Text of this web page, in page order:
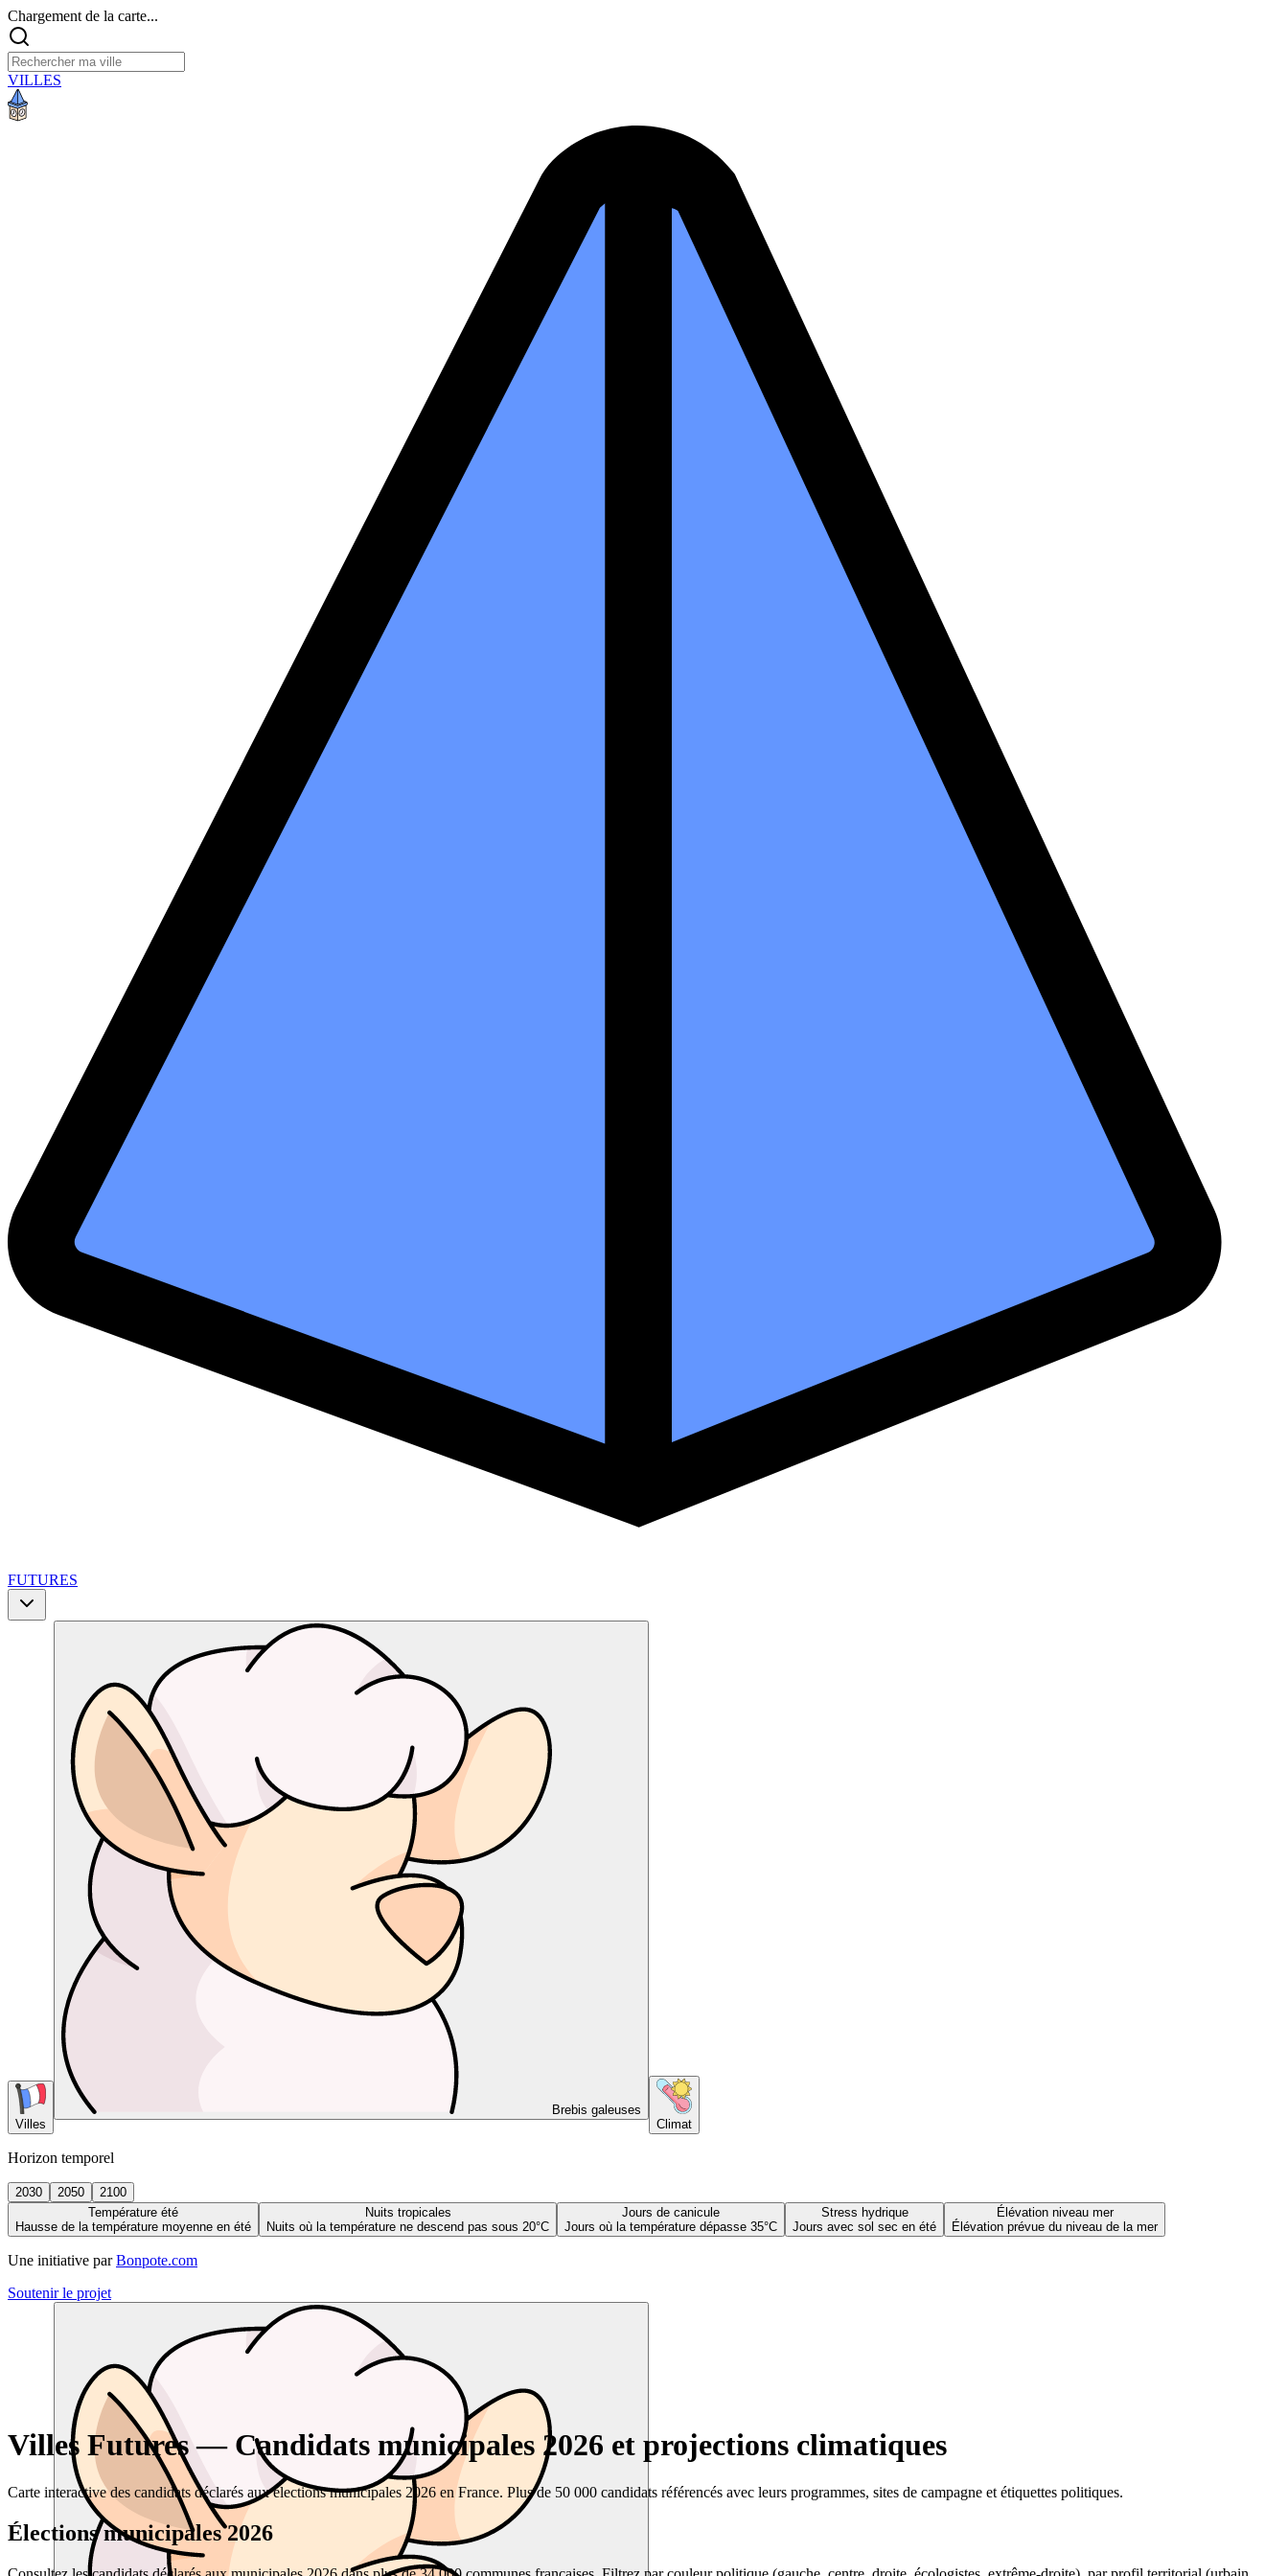
Chargement de la carte...
VILLES
FUTURES
Villes
Brebis galeuses
Climat
Horizon temporel
2030 2050
2100
Température été
Hausse de la température moyenne en été
Nuits tropicales
Nuits où la température ne descend pas sous 20°C
Jours de canicule
Jours où la température dépasse 35°C
Stress hydrique
Jours avec sol sec en été
Élévation niveau mer
Élévation prévue du niveau de la mer
Une initiative par Bonpote.com
Soutenir le projet
Villes Futures — Candidats municipales 2026 et projections climatiques
Carte interactive des candidats déclarés aux élections municipales 2026 en France. Plus de 50 000 candidats référencés avec leurs programmes, sites de campagne et étiquettes politiques.
Élections municipales 2026